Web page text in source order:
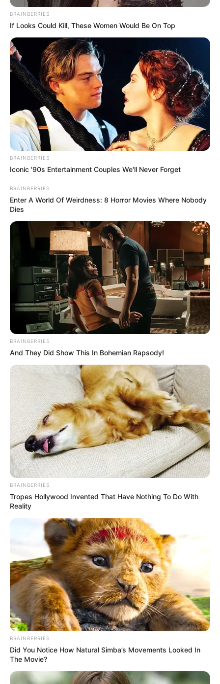
BRAINBERRIES
If Looks Could Kill, These Women Would Be On Top
BRAINBERRIES
Iconic '90s Entertainment Couples We'll Never Forget
BRAINBERRIES
Enter A World Of Weirdness: 8 Horror Movies Where Nobody
Dies
BRAINBERRIES
And They Did Show This In Bohemian Rapsody!
BRAINBERRIES
Tropes Hollywood Invented That Have Nothing To Do With
Reality
BRAINBERRIES
Did You Notice How Natural Simba’s Movements Looked In
The Movie?